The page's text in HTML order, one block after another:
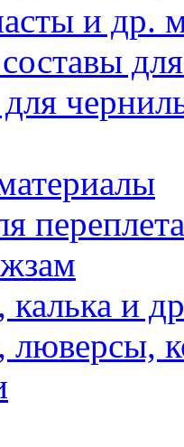
и др.
для
переплета
калька и